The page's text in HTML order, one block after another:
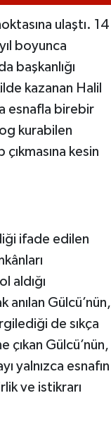
ulaştı. 14
boyunca
başkanlığı
kazanan Halil
esnafla birebir
kurabilen
kesin
ifade edilen
aldığı
anılan Gülcü’nün,
de sıkça
çıkan Gülcü’nün,
yalnızca esnafın
ve istikrarı